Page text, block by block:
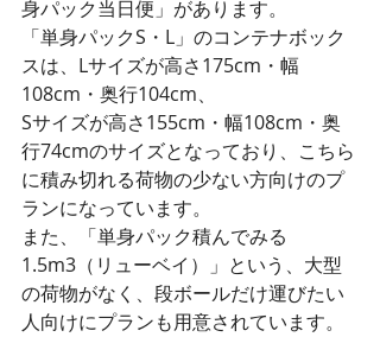
身パック当日便」があります。
「単身パックS・L」のコンテナボック
スは、Lサイズが高さ175cm・幅
108cm・奥行104cm、
Sサイズが高さ155cm・幅108cm・奥
行74cmのサイズとなっており、こちら
に積み切れる荷物の少ない方向けのプ
ランになっています。
また、「単身パック積んでみる
1.5m3（リューベイ）」という、大型
の荷物がなく、段ボールだけ運びたい
人向けにプランも用意されています。